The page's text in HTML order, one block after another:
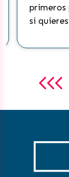
primeros
si